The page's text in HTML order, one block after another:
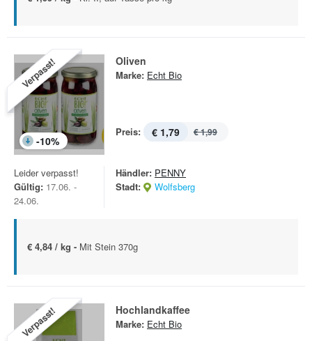
Verpasst!
-10%
Oliven
Marke: Echt Bio
Preis: € 1,79 € 1,99
Leider verpasst!
Gültig: 17.06. -
24.06.
Händler: PENNY
Stadt:
Wolfsberg
€ 4,84 / kg - Mit Stein 370g
Verpasst! Hochlandkaffee
Marke: Echt Bio